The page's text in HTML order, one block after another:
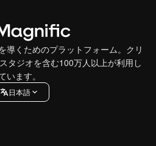
導くためのプラットフォーム。クリ
タジオを含む100万人以上が利用し
います。
日本語